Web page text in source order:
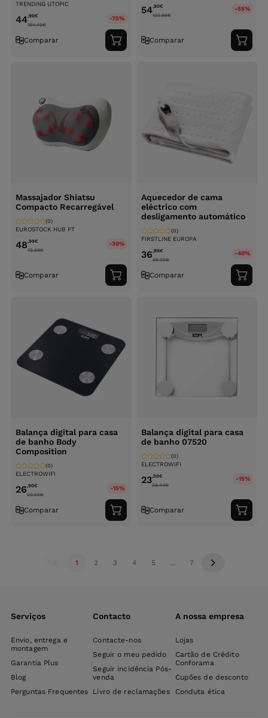
TRENDING UTOPIC
44,90€
184.49€
-75%
Comparar
Adicionar
ao
54,90€
122.99€
-55%
Comparar
ao
Massajador Shiatsu
Compacto Recarregável
EUROSTOCK HUB PT
(0)
48,99€
72.99€
-30%
Comparar
Adicionar
ao
Aquecedor de cama
eléctrico com
desligamento automático
FIRSTLINE EUROPA
(0)
36,99€
66.00€
-40%
Comparar
ao
Balança digital para casa
de banho Body
Composition
ELECTROWIFI
(0)
26,90€
32.55€
-15%
Comparar
Adicionar
ao
Balança digital para casa
de banho 07520
ELECTROWIFI
(0)
23,50€
28.44€
-15%
Comparar
ao
1 2 3 4 5 ... 7
Serviços
Envio, entrega e
montagem
Garantia Plus
Blog
Perguntas Frequentes
Contacto
Contacte-nos
Seguir o meu pedido
Seguir incidência Pós-
venda
Livro de reclamações
A nossa empresa
Lojas
Cartão de Crédito
Conforama
Cupões de desconto
Conduta ética